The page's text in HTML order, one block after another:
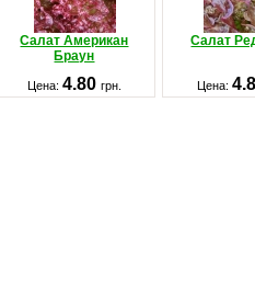
Салат Американ
Браун
Салат
Цена: 4.80 грн. Цена: